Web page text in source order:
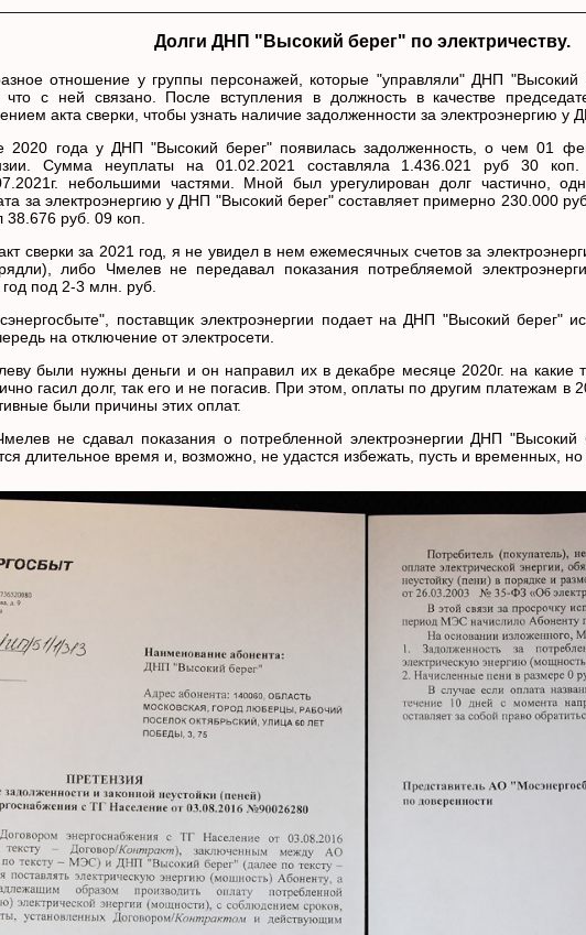
Долги ДНП "Высокий берег" по электричеству.
отношение у группы персонажей, которые "управляли" ДНП
что с ней связано. После вступления в должность в качестве
акта сверки, чтобы узнать наличие задолженности за электроэнергию у
2020 года у ДНП "Высокий берег" появилась задолженность, о чем 01
Сумма неуплаты на 01.02.2021 составляла 1.436.021 руб 30 коп.
небольшими частями. Мной был урегулирован долг частично,
за электроэнергию у ДНП "Высокий берег" составляет примерно 230.000
38.676 руб. 09 коп.
сверки за 2021 год, я не увидел в нем ежемесячных счетов за
либо Чмелев не передавал показания потребляемой
под 2-3 млн. руб.
поставщик электроэнергии подает на ДНП "Высокий берег"
на отключение от электросети.
были нужны деньги и он направил их в декабре месяце 2020г. на какие
гасил долг, так его и не погасив. При этом, оплаты по другим платежам
были причины этих оплат.
не сдавал показания о потребленной электроэнергии ДНП "Высокий
длительное время и, возможно, не удастся избежать, пусть и временных, но